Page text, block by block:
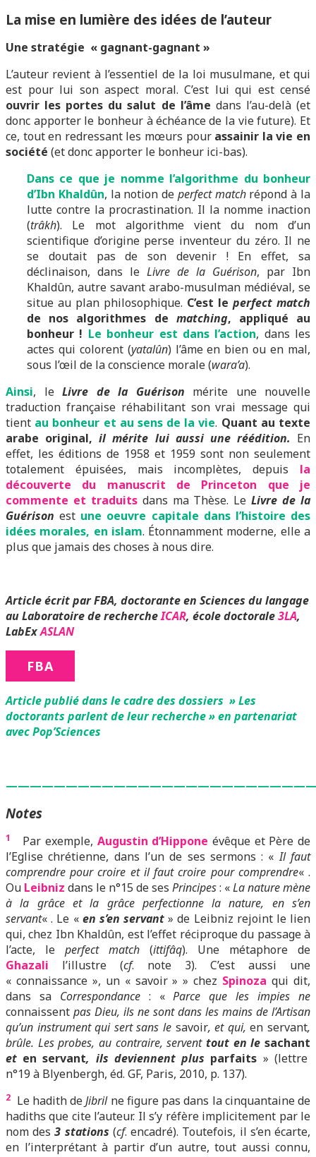
La mise en lumière des idées de l’auteur
Une stratégie « gagnant-gagnant »
L’auteur revient à l’essentiel de la loi musulmane, et qui
est pour lui son aspect moral. C’est lui qui est censé
ouvrir les portes du salut de l’âme dans l’au-delà (et
donc apporter le bonheur à échéance de la vie future). Et
ce, tout en redressant les mœurs pour assainir la vie en
société (et donc apporter le bonheur ici-bas).
Dans ce que je nomme l’algorithme du bonheur
d’Ibn Khaldûn, la notion de perfect match répond à la
lutte contre la procrastination. Il la nomme inaction
(trâkh). Le mot algorithme vient du nom d’un
scientifique d’origine perse inventeur du zéro. Il ne
se doutait pas de son devenir ! En effet, sa
déclinaison, dans le Livre de la Guérison, par Ibn
Khaldûn, autre savant arabo-musulman médiéval, se
situe au plan philosophique. C’est le perfect match
de nos algorithmes de matching, appliqué au
bonheur ! Le bonheur est dans l’action, dans les
actes qui colorent (yatalûn) l’âme en bien ou en mal,
sous l’œil de la conscience morale (wara’a).
Ainsi, le Livre de la Guérison mérite une nouvelle
traduction française réhabilitant son vrai message qui
tient au bonheur et au sens de la vie. Quant au texte
arabe original,il mérite lui aussi une réédition. En
effet, les éditions de 1958 et 1959 sont non seulement
totalement épuisées, mais incomplètes, depuis la
découverte du manuscrit de Princeton que je
commente et traduitsdans ma Thèse. LeLivre de la
Guérison est une oeuvre capitale dans l’histoire des
idées morales, en islam. Étonnamment moderne, elle a
plus que jamais des choses à nous dire.
Article écrit par FBA, doctorante en Sciences du langage
au Laboratoire de rechercheICAR, école doctorale3LA,
LabExASLAN
FBA
Article publié dans le cadre des dossiers » Les
doctorants parlent de leur recherche » en partenariat
avec Pop’Sciences
Notes
1 Par exemple, Augustin d’Hippone évêque et Père de
l’Eglise chrétienne, dans l’un de ses sermons : «Il faut
comprendre pour croire et il faut croire pour comprendre« .
Ou Leibniz dans le n°15 de ses Principes: «La nature mène
à la grâce et la grâce perfectionne la nature, en s’en
servant« . Le « en s’en servant » de Leibniz rejoint le lien
qui, chez Ibn Khaldûn, est l’effet réciproque du passage à
l’acte, le perfect match (ittifâq). Une métaphore de
Ghazali l’illustre (cf. note 3). C’est aussi une
« connaissance », un « savoir » » chez Spinoza qui dit,
dans sa Correspondance: «Parce que les impies ne
connaissent pas Dieu, ils ne sont dans les mains de l’Artisan
qu’un instrument qui sert sans le savoir, et qui,en servant,
brûle. Les probes, au contraire, serventtout en lesachant
et en servant, ils deviennent plus parfaits » (lettre
n°19 à Blyenbergh, éd. GF, Paris, 2010, p. 137).
2 Le hadith deJibrilne figure pas dans la cinquantaine de
hadiths que cite l’auteur. Il s’y réfère implicitement par le
nom des3 stations (cf. encadré). Toutefois, il s’en écarte,
en l’interprétant à partir d’un autre, tout aussi connu,